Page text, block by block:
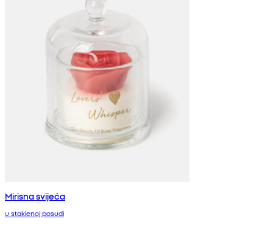
Mirisna svijeća
u staklenoj posudi